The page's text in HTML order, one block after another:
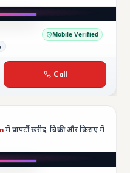
Mobile Verified
Call
में प्रापर्टी खरीद, बिक्री और किराए में